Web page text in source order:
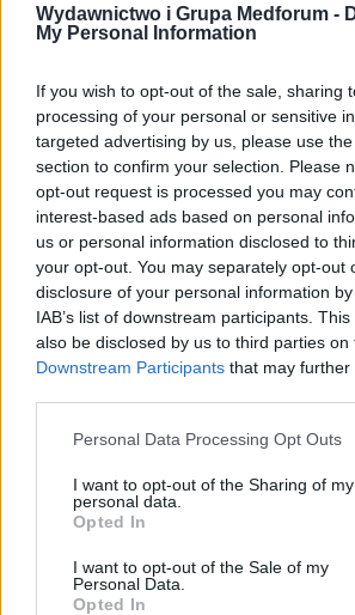
Wydawnictwo i Grupa Medforum -
My Personal Information
If you wish to opt-out of the sale, sharing
processing of your personal or sensitive
targeted advertising by us, please use
section to confirm your selection. Please
opt-out request is processed you may
interest-based ads based on personal
us or personal information disclosed to
your opt-out. You may separately opt-out
disclosure of your personal information
IAB’s list of downstream participants.
also be disclosed by us to third parties on
Downstream Participants that may
Personal Data Processing Opt Outs
I want to opt-out of the Sharing of my
personal data.
Opted In
I want to opt-out of the Sale of my
Personal Data.
Opted In
19 LISTOPADA 2025
Objęliśmy
medialnym akcję
edukacyjną
talerzu – o
leków z żywnością”
patronatem medialnym